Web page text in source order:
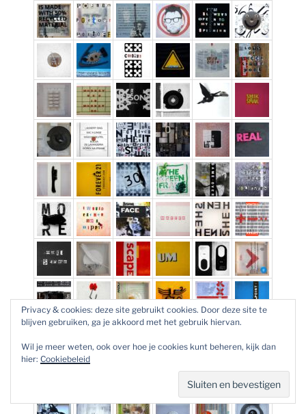
Privacy & cookies: deze site gebruikt cookies. Door deze site te
blijven gebruiken, ga je akkoord met het gebruik hiervan.
Wil je meer weten, ook over hoe je cookies kunt beheren, kijk dan
hier: Cookiebeleid